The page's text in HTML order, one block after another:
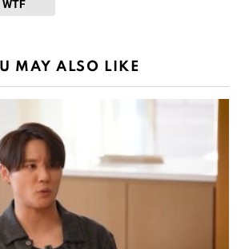
WTF
MAY ALSO LIKE